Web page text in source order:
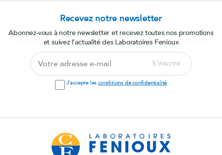
Recevez notre newsletter
Abonnez-vous à notre newsletter et recevez toutes nos promotions
et suivez l’actualité des Laboratoires Fenioux
adresse
e-
mail
S'inscrire
J'accepte les conditions de confidentialité